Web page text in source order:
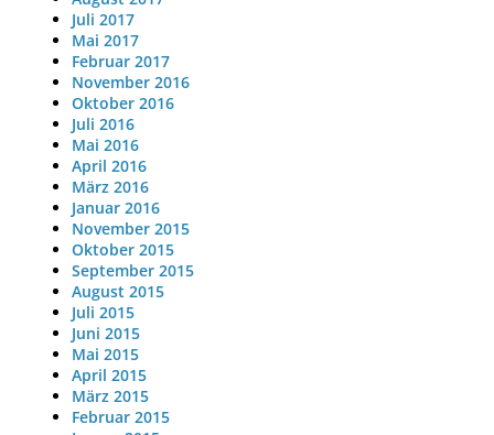
Juli 2017
Mai 2017
Februar 2017
November 2016
Oktober 2016
Juli 2016
Mai 2016
April 2016
März 2016
Januar 2016
November 2015
Oktober 2015
September 2015
August 2015
Juli 2015
Juni 2015
Mai 2015
April 2015
März 2015
Februar 2015